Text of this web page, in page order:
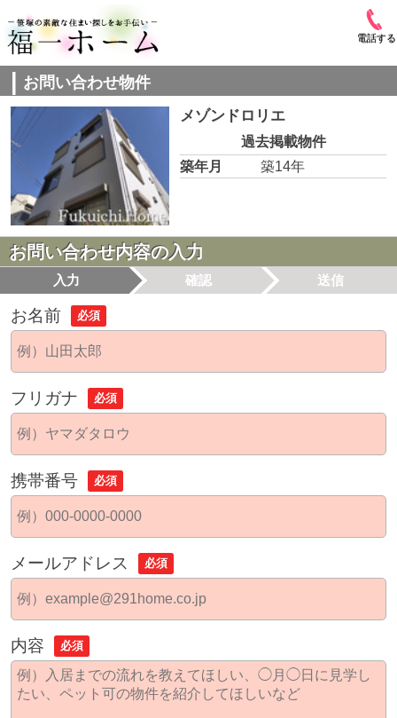
電話する
お問い合わせ物件
メゾンドロリエ
過去掲載物件
築年月
築14年
お問い合わせ内容の入力
入力 確認 送信
お名前 必須
フリガナ 必須
携帯番号 必須
メールアドレス 必須
内容 必須